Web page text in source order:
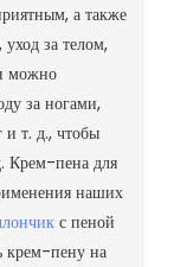
а также
за телом,
можно
за ногами,
и т. д., чтобы
Крем-пена для
наших
с пеной
крем-пену на